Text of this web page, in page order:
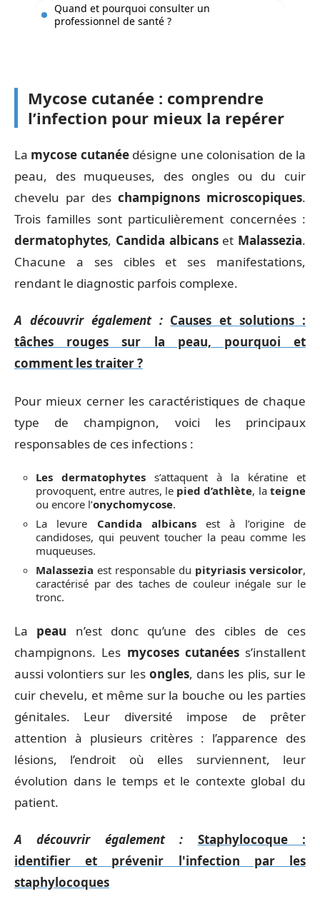
Quand et pourquoi consulter un
professionnel de santé ?
Mycose cutanée : comprendre
l’infection pour mieux la repérer
La mycose cutanéedésigne une colonisation de la
peau, des muqueuses, des ongles ou du cuir
chevelu par des champignons microscopiques.
Trois familles sont particulièrement concernées :
dermatophytes, Candida albicanset Malassezia.
Chacune a ses cibles et ses manifestations,
rendant le diagnostic parfois complexe.
A découvrir également : Causes et solutions :
tâches rouges sur la peau, pourquoi et
comment les traiter ?
Pour mieux cerner les caractéristiques de chaque
type de champignon, voici les principaux
responsables de ces infections :
Les dermatophytes s’attaquent à la kératine et
provoquent, entre autres, le pied d’athlète, lateigne
ou encore l’onychomycose.
La levure Candida albicansest à l’origine de
candidoses, qui peuvent toucher la peau comme les
muqueuses.
Malassezia est responsable du pityriasis versicolor,
caractérisé par des taches de couleur inégale sur le
tronc.
La peau n’est donc qu’une des cibles de ces
champignons. Les mycoses cutanéess’installent
aussi volontiers sur les ongles, dans les plis, sur le
cuir chevelu, et même sur la bouche ou les parties
génitales. Leur diversité impose de prêter
attention à plusieurs critères : l’apparence des
lésions, l’endroit où elles surviennent, leur
évolution dans le temps et le contexte global du
patient.
A découvrir également :
Staphylocoque :
identifier et prévenir l'infection par les
staphylocoques